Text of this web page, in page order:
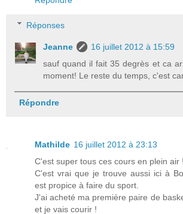
Réponses
Jeanne
16 juillet 2012 à 15:59
sauf quand il fait 35 degrès et ca
moment! Le reste du temps, c'est
Répondre
Mathilde 16 juillet 2012 à 23:13
C'est super tous ces cours en plein air !
C'est vrai que je trouve aussi ici à
est propice à faire du sport.
J'ai acheté ma première paire de
et je vais courir !